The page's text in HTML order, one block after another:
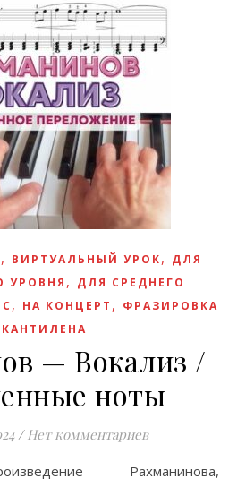
, ВИРТУАЛЬНЫЙ УРОК, ДЛЯ
УРОВНЯ , ДЛЯ СРЕДНЕГО
, НА КОНЦЕРТ , ФРАЗИРОВКА
— Вокализ /
ноты
/ Нет комментариев